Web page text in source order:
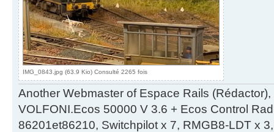
IMG_0843.jpg (63.9 Kio) Consulté 2265 fois
Another Webmaster of Espace Rails
VOLFONI.Ecos 50000 V 3.6 + Ecos Control
86201et86210, Switchpilot x 7, RMGB8-LDT x